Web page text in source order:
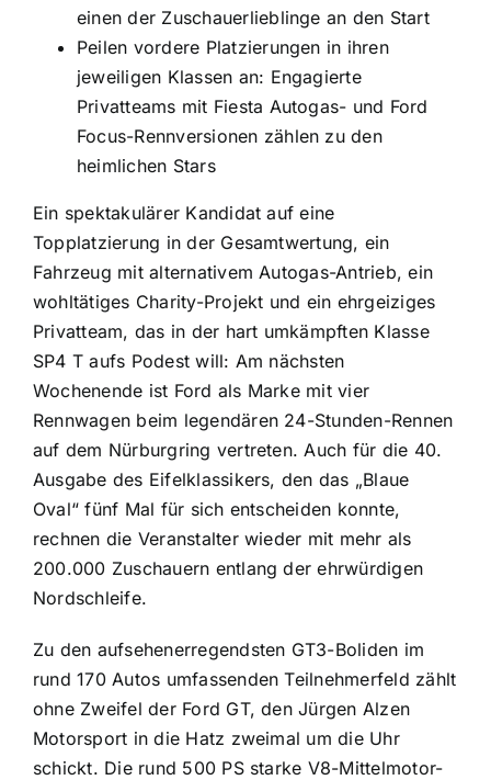
einen der Zuschauerlieblinge an den Start
Peilen vordere Platzierungen in ihren
jeweiligen Klassen an: Engagierte
Privatteams mit Fiesta Autogas- und Ford
Focus-Rennversionen zählen zu den
heimlichen Stars
Ein spektakulärer Kandidat auf eine
Topplatzierung in der Gesamtwertung, ein
Fahrzeug mit alternativem Autogas-Antrieb, ein
wohltätiges Charity-Projekt und ein ehrgeiziges
Privatteam, das in der hart umkämpften Klasse
SP4 T aufs Podest will: Am nächsten
Wochenende ist Ford als Marke mit vier
Rennwagen beim legendären 24-Stunden-Rennen
auf dem Nürburgring vertreten. Auch für die 40.
Ausgabe des Eifelklassikers, den das „Blaue
Oval“ fünf Mal für sich entscheiden konnte,
rechnen die Veranstalter wieder mit mehr als
200.000 Zuschauern entlang der ehrwürdigen
Nordschleife.
Zu den aufsehenerregendsten GT3-Boliden im
rund 170 Autos umfassenden Teilnehmerfeld zählt
ohne Zweifel der Ford GT, den Jürgen Alzen
Motorsport in die Hatz zweimal um die Uhr
schickt. Die rund 500 PS starke V8-Mittelmotor-